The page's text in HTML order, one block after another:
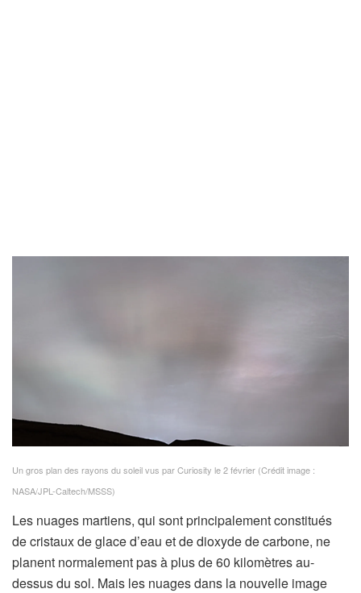
Un gros plan des rayons du soleil vus par Curiosity le 2 février (Crédit image :
NASA/JPL-Caltech/MSSS)
Les nuages ​​martiens, qui sont principalement constitués
de cristaux de glace d’eau et de dioxyde de carbone, ne
planent normalement pas à plus de 60 kilomètres au-
dessus du sol. Mais les nuages ​​​​dans la nouvelle image